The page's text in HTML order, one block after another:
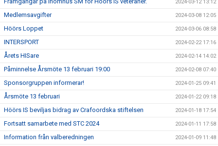
2024-03-12 13:12
Medlemsavgifter 2024-03-08 12:05
Höörs Loppet 2024-03-06 08:58
INTERSPORT 2024-02-22 17:16
Årets HISare 2024-02-14 14:02
Påminnelse Årsmöte 13 februari 19:00 2024-02-08 07:40
Sponsorgruppen informerar! 2024-01-25 09:41
Årsmöte 13 februari 2024-01-22 09:18
Höörs IS beviljas bidrag av Crafoordska stiftelsen 2024-01-18 17:54
Fortsatt samarbete med STC 2024 2024-01-11 17:58
Information från valberedningen 2024-01-09 11:48